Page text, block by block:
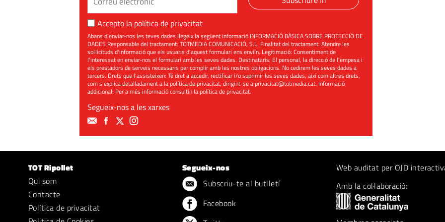
Accepto la política de privacitat
Abans d'enviar-nos les teves dades llegeix la següent informació INFORMACIÓ BÀSICA SOBRE PROTECCIÓ DE
DADES Responsable del tractament: TOTMEDIA COMUNICACIÓ, S.L. Finalitat del tractament: Atendre les
sol·licituds d'informació que els usuaris d'aquest formulari ens enviïn. Legitimació: Consentiment de
l'interessat en enviar-nos el formulari amb les seves dades. Destinataris: El personal, la direcció de l'empesa i
els prestadors de serveis necessaris per complir amb les nostres obligacions. No cedirem les seves dades a
tercers. Drets que l'assisteixen: Té dret a accedir, rectificar i/o suprimir les seves dades, així com altres drets,
com s'explica detalladament a la política de privacitat, dirigint-se aprivacitat@totmedia.cat. Informació
addicional: Per a més informació consultin lapolítica de privacitat.
Segueix-nos a les xarxes
TOT Ripollet
Qui som
Contacte
Política de privacitat
Segueix-nos
Subscriu-te al butlletí
Facebook
Web auditat per OJD
Amb la col·laboració: